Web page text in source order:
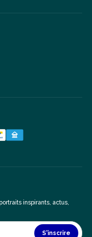
inspirants, actus,
S'inscrire